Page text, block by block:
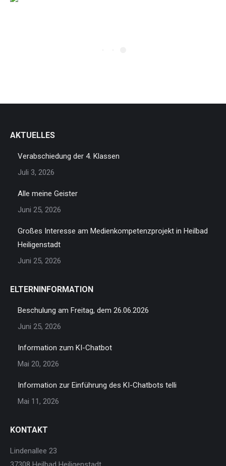
AKTUELLES
Verabschiedung der 4. Klassen
Juli 3, 2026
Alle meine Geister
Juni 25, 2026
Großes Interesse am Medienkompetenzprojekt in Heilbad
Heiligenstadt
Juni 25, 2026
ELTERNINFORMATION
Beschulung am Freitag, dem 26.06.2026
Juni 25, 2026
Information zum KI-Chatbot
Mai 20, 2026
Information zur Einführung des KI-Chatbots telli
Mai 11, 2026
KONTAKT
Lindenallee 23